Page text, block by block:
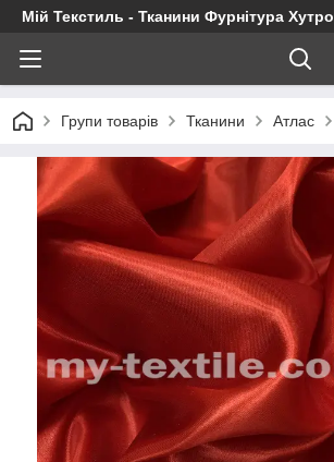
Мій Текстиль - Тканини Фурнітура Хутро
Групи товарів Тканини Атлас